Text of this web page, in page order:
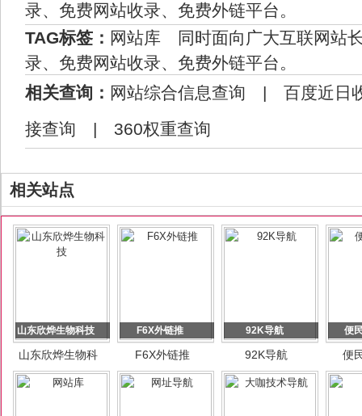
录、免费网站收录、免费外链平台。
TAG标签： 网站库
同时面向广大互联网站
录、免费网站收录、免费外链平台。
相关查询： 网站综合信息查询 | 百度近日
接查询 | 360权重查询
相关站点
山东欣烨生物科技
山东欣烨生物科
技
F6X外链推
F6X外链推
92K导航
92K导航
便
便